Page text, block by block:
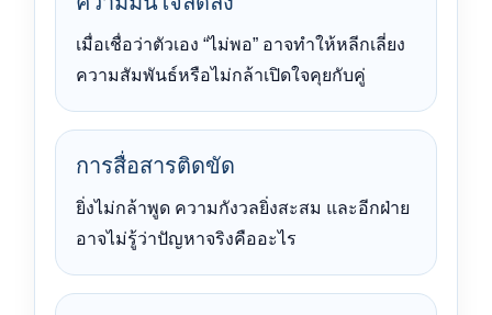
เมื่อเชื่อว่าตัวเอง “ไม่พอ” อาจทำให้หลีกเลี่ยง
ความสัมพันธ์หรือไม่กล้าเปิดใจคุยกับคู่
การสื่อสารติดขัด
ยิ่งไม่กล้าพูด ความกังวลยิ่งสะสม และอีกฝ่าย
อาจไม่รู้ว่าปัญหาจริงคืออะไร